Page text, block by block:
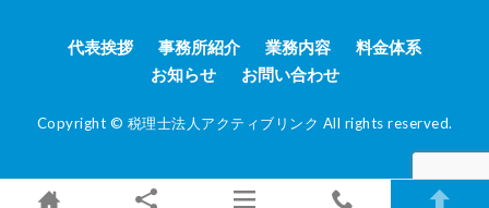
代表挨拶 事務所紹介 業務内容
料金体系
お知らせ
お問い合わせ
Copyright © 税理士法人アクティブリンク All rights reserved.